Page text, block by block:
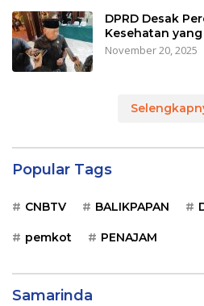
DPRD Desak
Kesehatan
November 20, 2025
Popular Tags
CNBTV BALIKPAPAN
pemkot PENAJAM
Samarinda